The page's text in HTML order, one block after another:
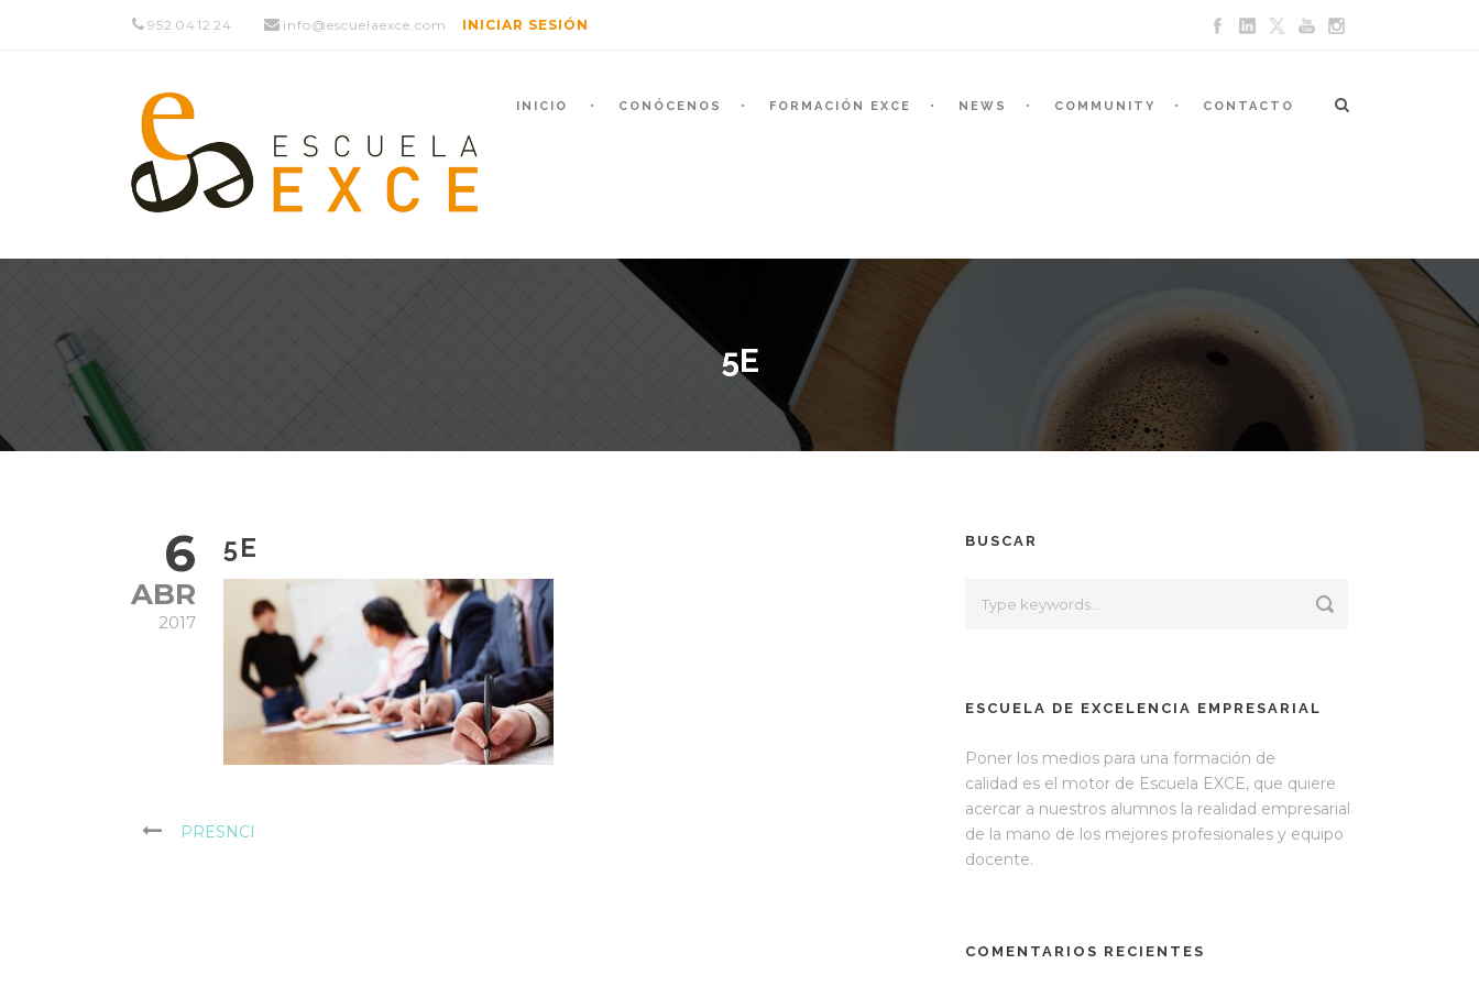
952 04 12 24 info@escuelaexce.com INICIAR SESIÓN
INICIO CONÓCENOS FORMACIÓN EXCE NEWS COMMUNITY CONTACTO
5E
6
ABR
2017
5E
PRESNCI
BUSCAR
ESCUELA DE EXCELENCIA EMPRESARIAL
Poner los medios para una formación de
calidad es el motor de Escuela EXCE, que quiere
acercar a nuestros alumnos la realidad empresarial
de la mano de los mejores profesionales y equipo
docente.
COMENTARIOS RECIENTES